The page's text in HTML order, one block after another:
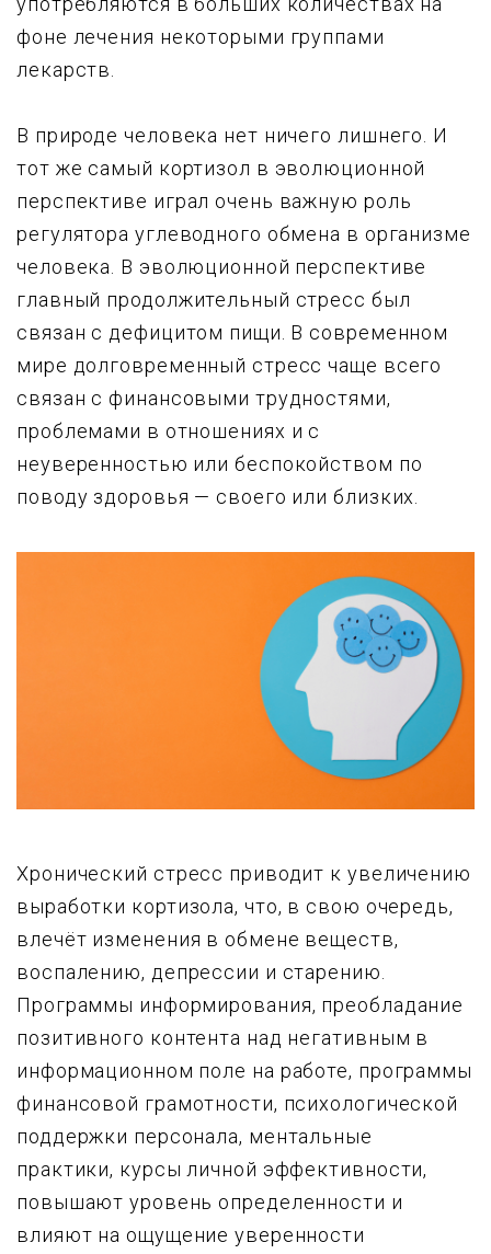
фоне лечения некоторыми группами
лекарств.
В природе человека нет ничего лишнего. И
тот же самый кортизол в эволюционной
перспективе играл очень важную роль
регулятора углеводного обмена в организме
человека. В эволюционной перспективе
главный продолжительный стресс был
связан с дефицитом пищи. В современном
мире долговременный стресс чаще всего
связан с финансовыми трудностями,
проблемами в отношениях и с
неуверенностью или беспокойством по
поводу здоровья — своего или близких.
Хронический стресс приводит к увеличению
выработки кортизола, что, в свою очередь,
влечёт изменения в обмене веществ,
воспалению, депрессии и старению.
Программы информирования, преобладание
позитивного контента над негативным в
информационном поле на работе, программы
финансовой грамотности, психологической
поддержки персонала, ментальные
практики, курсы личной эффективности,
повышают уровень определенности и
влияют на ощущение уверенности